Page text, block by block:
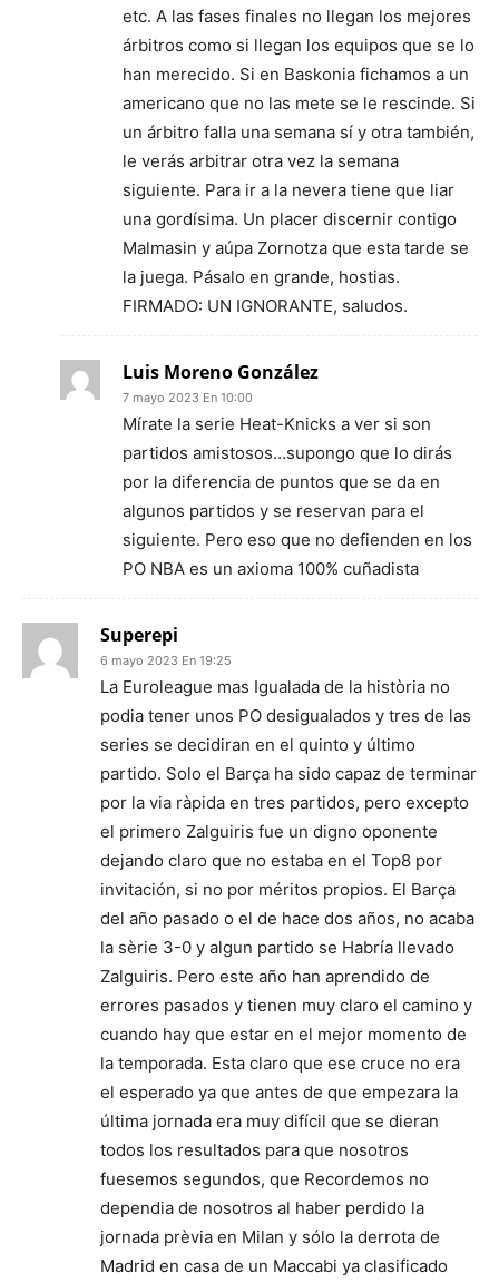
etc. A las fases finales no llegan los mejores
árbitros como si llegan los equipos que se lo
han merecido. Si en Baskonia fichamos a un
americano que no las mete se le rescinde. Si
un árbitro falla una semana sí y otra también,
le verás arbitrar otra vez la semana
siguiente. Para ir a la nevera tiene que liar
una gordísima. Un placer discernir contigo
Malmasin y aúpa Zornotza que esta tarde se
la juega. Pásalo en grande, hostias.
FIRMADO: UN IGNORANTE, saludos.
Luis Moreno González
7 mayo 2023 En 10:00
Mírate la serie Heat-Knicks a ver si son
partidos amistosos…supongo que lo dirás
por la diferencia de puntos que se da en
algunos partidos y se reservan para el
siguiente. Pero eso que no defienden en los
PO NBA es un axioma 100% cuñadista
Superepi
6 mayo 2023 En 19:25
La Euroleague mas Igualada de la història no
podia tener unos PO desigualados y tres de las
series se decidiran en el quinto y último
partido. Solo el Barça ha sido capaz de terminar
por la via ràpida en tres partidos, pero excepto
el primero Zalguiris fue un digno oponente
dejando claro que no estaba en el Top8 por
invitación, si no por méritos propios. El Barça
del año pasado o el de hace dos años, no acaba
la sèrie 3-0 y algun partido se Habría llevado
Zalguiris. Pero este año han aprendido de
errores pasados y tienen muy claro el camino y
cuando hay que estar en el mejor momento de
la temporada. Esta claro que ese cruce no era
el esperado ya que antes de que empezara la
última jornada era muy difícil que se dieran
todos los resultados para que nosotros
fuesemos segundos, que Recordemos no
dependia de nosotros al haber perdido la
jornada prèvia en Milan y sólo la derrota de
Madrid en casa de un Maccabi ya clasificado